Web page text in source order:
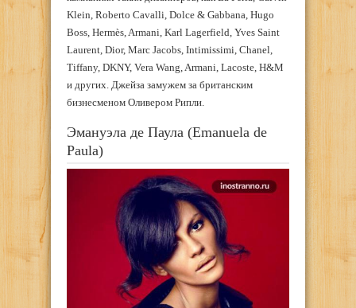
Klein, Roberto Cavalli, Dolce & Gabbana, Hugo
Boss, Hermès, Armani, Karl Lagerfield, Yves Saint
Laurent, Dior, Marc Jacobs, Intimissimi, Chanel,
Tiffany, DKNY, Vera Wang, Armani, Lacoste, H&M
и других. Джейза замужем за британским
бизнесменом Оливером Рипли.
Эмануэла де Паула (Emanuela de
Paula)